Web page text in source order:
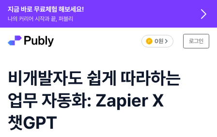
지금 바로 무료체험 해보세요!
나의 커리어 시작과 끝, 퍼블리
0원 로그인
비개발자도 쉽게 따라하는
업무 자동화: Zapier X
챗GPT